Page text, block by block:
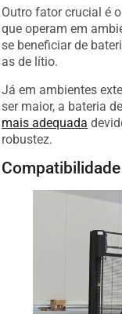
Outro fator crucial é
que operam em
se beneficiar de
as de lítio.
Já em ambientes
ser maior, a bateria
mais adequada
robustez.